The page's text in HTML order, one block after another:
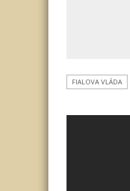
FIALOVA VLÁDA